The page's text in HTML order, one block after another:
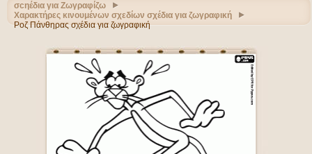
σcηέδια για Ζωγραφίζω
Χαρακτήρες κινουμένων σχεδίων σχέδια για ζωγραφική
Ροζ Πάνθηρας σχέδια για ζωγραφική